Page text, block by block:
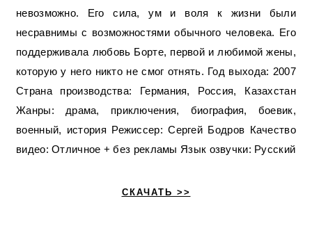
невозможно. Его сила, ум и воля к жизни были
несравнимы с возможностями обычного человека. Его
поддерживала любовь Борте, первой и любимой жены,
которую у него никто не смог отнять. Год выхода: 2007
Страна производства: Германия, Россия, Казахстан
Жанры: драма, приключения, биография, боевик,
военный, история Режиссер: Сергей Бодров Качество
видео: Отличное + без рекламы Язык озвучки: Русский
СКАЧАТЬ >>